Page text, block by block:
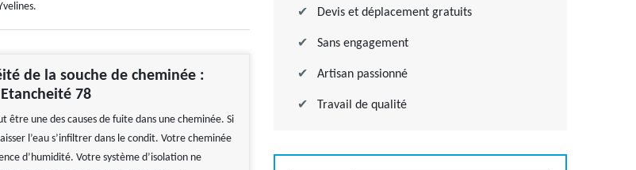
de la souche de cheminée :
78
être une des causes de fuite dans une cheminée. Si
l’eau s’infiltrer dans le condit. Votre cheminée
d’humidité. Votre système d’isolation ne
Devis et déplacement gratuits
Sans engagement
Artisan passionné
Travail de qualité